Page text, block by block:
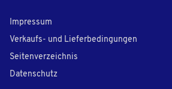
Impressum
Verkaufs- und Lieferbedingungen
Seitenverzeichnis
Datenschutz